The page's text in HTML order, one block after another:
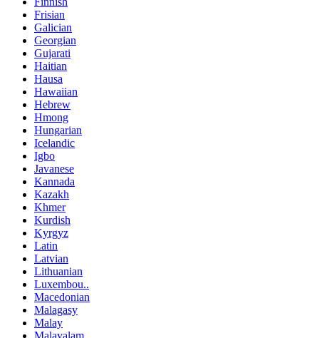
Frisian
Galician
Georgian
Gujarati
Haitian
Hausa
Hawaiian
Hebrew
Hmong
Hungarian
Icelandic
Igbo
Javanese
Kannada
Kazakh
Khmer
Kurdish
Kyrgyz
Latin
Latvian
Lithuanian
Luxembou..
Macedonian
Malagasy
Malay
Malayalam